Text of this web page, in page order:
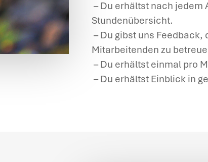
– Du erhältst nach jedem
Stundenübersicht.
– Du gibst uns
Mitarbeitenden zu
– Du erhältst einmal pro
– Du erhältst Einblick in